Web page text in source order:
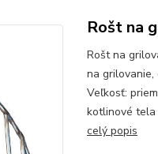
Rošt na
Rošt na
na grilovanie,
Veľkosť:
kotlinové tela
celý popis